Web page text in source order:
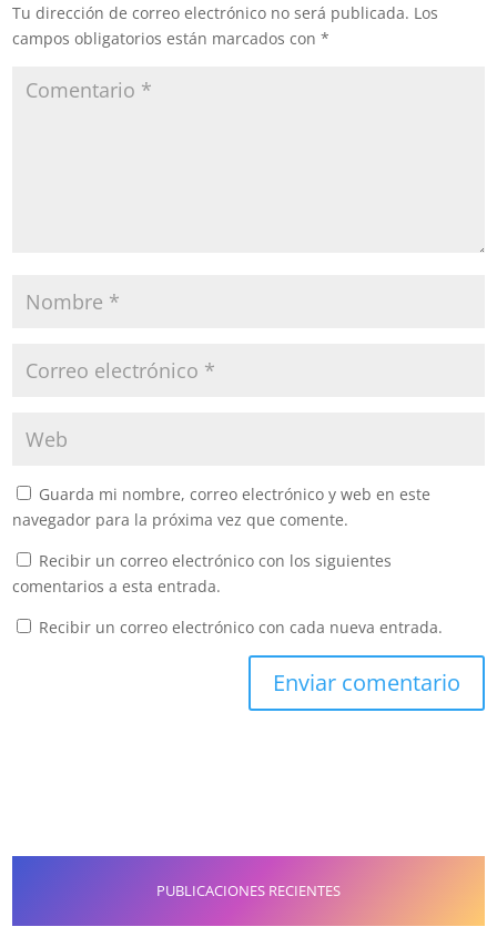
dirigencia nacional de
Morena, junto a 10 de las y
plantearon renovar la…
Tu dirección de correo electrónico no será publicada. Los
campos obligatorios están marcados con*
Guarda mi nombre, correo electrónico y web en este
navegador para la próxima vez que comente.
Recibir un correo electrónico con los siguientes
comentarios a esta entrada.
Recibir un correo electrónico con cada nueva entrada.
PUBLICACIONES RECIENTES